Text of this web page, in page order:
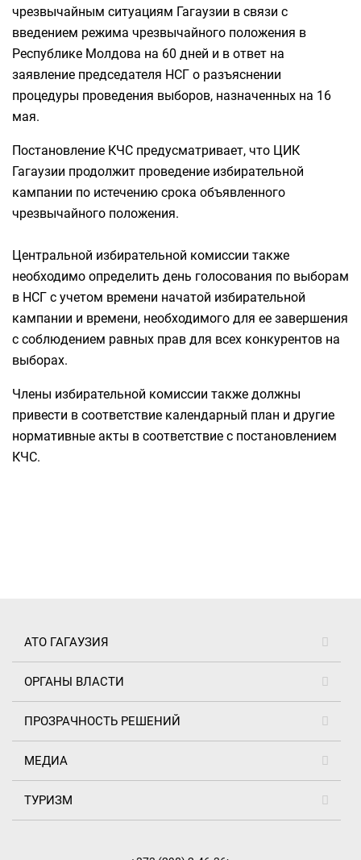
чрезвычайным ситуациям Гагаузии в связи с
введением режима чрезвычайного положения в
Республике Молдова на 60 дней и в ответ на
заявление председателя НСГ о разъяснении
процедуры проведения выборов, назначенных на 16
мая.
Постановление КЧС предусматривает, что ЦИК
Гагаузии продолжит проведение избирательной
кампании по истечению срока объявленного
чрезвычайного положения.
Центральной избирательной комиссии также
необходимо определить день голосования по выборам
в НСГ с учетом времени начатой избирательной
кампании и времени, необходимого для ее завершения
с соблюдением равных прав для всех конкурентов на
выборах.
Члены избирательной комиссии также должны
привести в соответствие календарный план и другие
нормативные акты в соответствие с постановлением
КЧС.
АТО ГАГАУЗИЯ
ОРГАНЫ ВЛАСТИ
ПРОЗРАЧНОСТЬ РЕШЕНИЙ
МЕДИА
ТУРИЗМ